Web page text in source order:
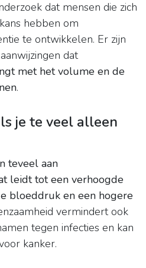
dat mensen die zich
hebben om
te ontwikkelen. Er zijn
dat
met het volume en de
.
je te veel alleen
teveel aan
leidt tot een verhoogde
bloeddruk en een hogere
vermindert ook
tegen infecties en kan
kanker.